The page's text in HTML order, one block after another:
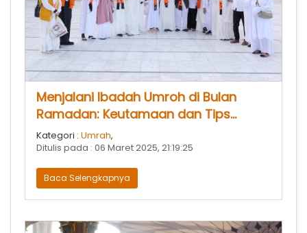
Menjalani Ibadah Umroh di Bulan
Ramadan: Keutamaan dan Tips
Persiapan
Kategori : Umrah,
Ditulis pada : 06 Maret 2025, 21:19:25
Baca Selengkapnya